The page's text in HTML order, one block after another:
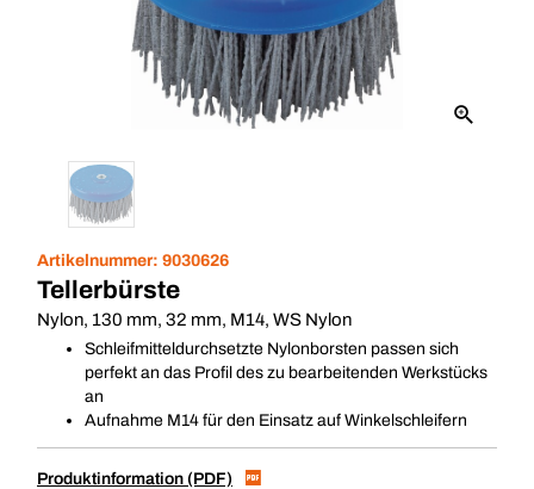
Artikelnummer: 9030626
Tellerbürste
Nylon, 130 mm, 32 mm, M14, WS Nylon
Schleifmitteldurchsetzte Nylonborsten passen sich
perfekt an das Profil des zu bearbeitenden Werkstücks
an
Aufnahme M14 für den Einsatz auf Winkelschleifern
Produktinformation (PDF)